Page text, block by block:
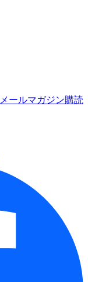
メールマガジン購読